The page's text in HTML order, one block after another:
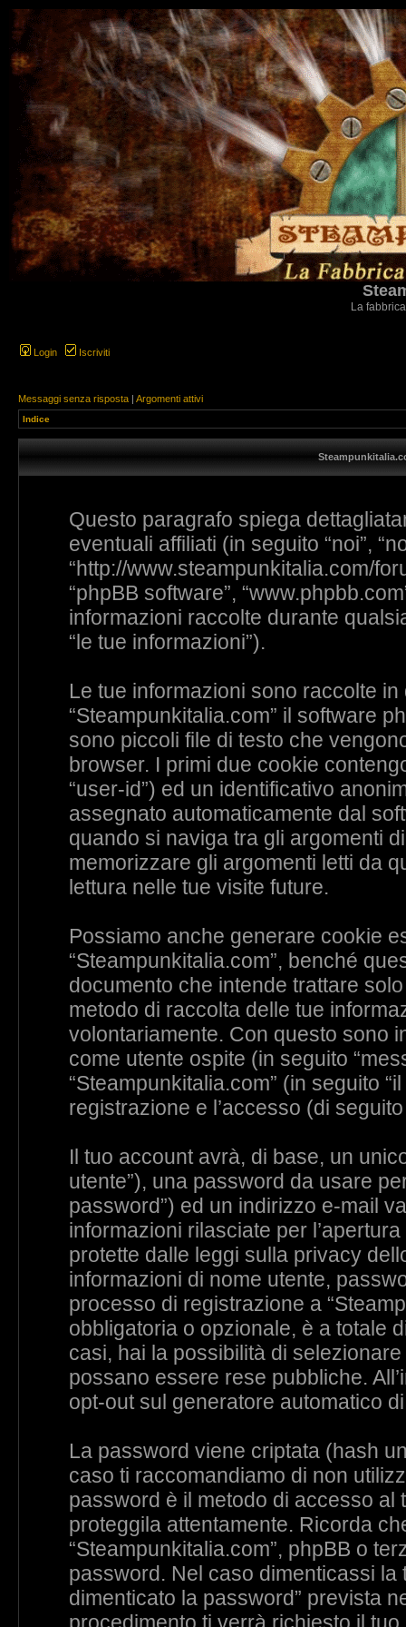
La
Login Iscriviti
Messaggi senza risposta | Argomenti attivi
Indice
Questo paragrafo spiega
eventuali affiliati (in seguito “noi”,
“http://www.steampunkitalia.com/
“phpBB software”,
informazioni raccolte durante
“le tue informazioni”).
Le tue informazioni sono raccolte
“Steampunkitalia.com” il software
sono piccoli file di testo che
browser. I primi due cookie
“user-id”) ed un identificativo
assegnato automaticamente dal
quando si naviga tra gli argomenti
memorizzare gli argomenti letti da
lettura nelle tue visite future.
Possiamo anche generare cookie
“Steampunkitalia.com”, benché
documento che intende trattare
metodo di raccolta delle tue
volontariamente. Con questo sono
come utente ospite (in seguito
“Steampunkitalia.com” (in seguito
registrazione e l’accesso (di
Il tuo account avrà, di base, un
utente”), una password da usare
password”) ed un indirizzo e-mail
informazioni rilasciate per
protette dalle leggi sulla privacy
informazioni di nome utente,
processo di registrazione a
obbligatoria o opzionale, è a totale
casi, hai la possibilità di
possano essere rese pubbliche.
opt-out sul generatore automatico
La password viene criptata (hash
caso ti raccomandiamo di non
password è il metodo di accesso al
proteggila attentamente. Ricorda
“Steampunkitalia.com”, phpBB o
password. Nel caso dimenticassi la
dimenticato la password” prevista